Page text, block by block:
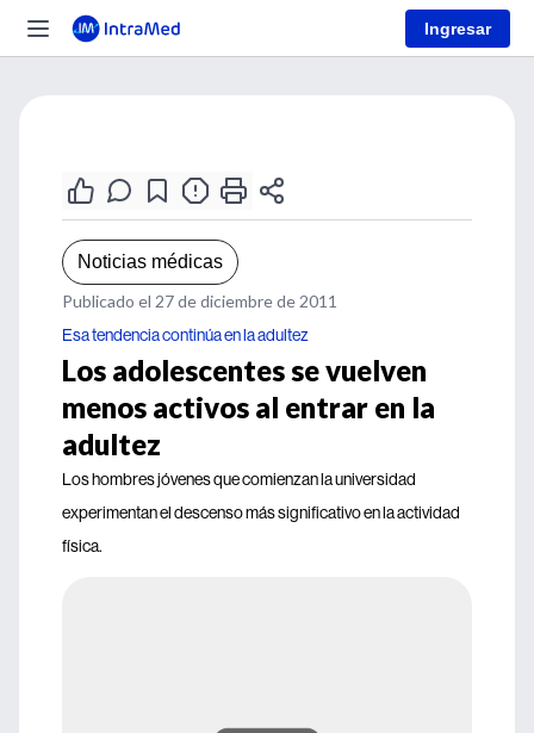
Ingresar
Noticias médicas
Publicado el 27 de diciembre de 2011
Esa tendencia continúa en la adultez
Los adolescentes se vuelven
menos activos al entrar en la
adultez
Los hombres jóvenes que comienzan la universidad
experimentan el descenso más significativo en la actividad
física.